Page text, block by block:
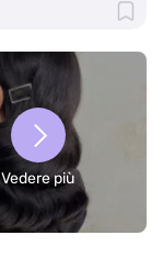
Vedere più